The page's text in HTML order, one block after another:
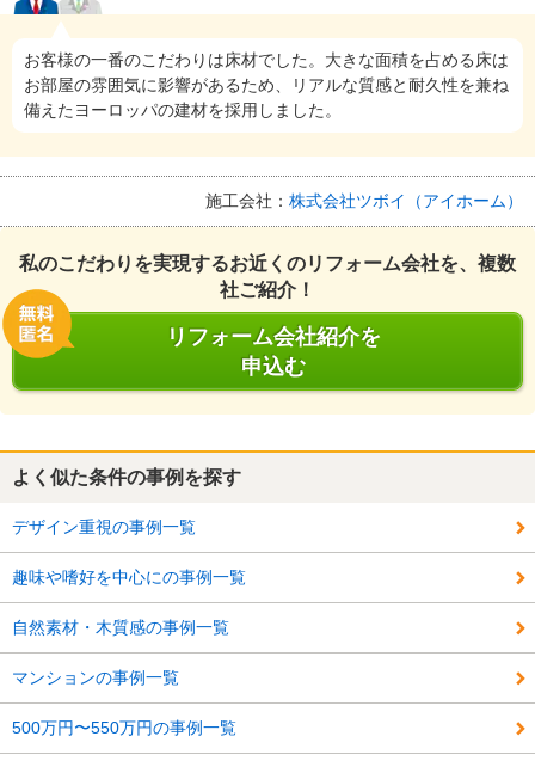
お客様の一番のこだわりは床材でした。大きな面積を占める床は
お部屋の雰囲気に影響があるため、リアルな質感と耐久性を兼ね
備えたヨーロッパの建材を採用しました。
施工会社： 株式会社ツボイ（アイホーム）
私のこだわりを実現するお近くのリフォーム会社を、複数
社ご紹介！
リフォーム会社紹介を
申込む
よく似た条件の事例を探す
デザイン重視の事例一覧
趣味や嗜好を中心にの事例一覧
自然素材・木質感の事例一覧
マンションの事例一覧
500万円〜550万円の事例一覧